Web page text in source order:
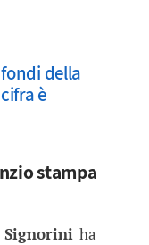
della
è
stampa
Signoriniha